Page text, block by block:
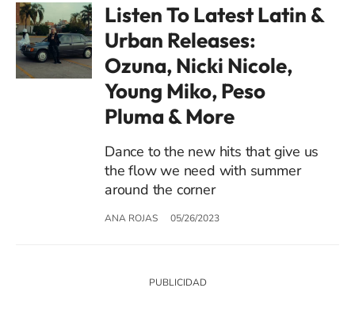
Listen To Latest Latin &
Urban Releases:
Ozuna, Nicki Nicole,
Young Miko, Peso
Pluma & More
Dance to the new hits that give us
the flow we need with summer
around the corner
ANA ROJAS 05/26/2023